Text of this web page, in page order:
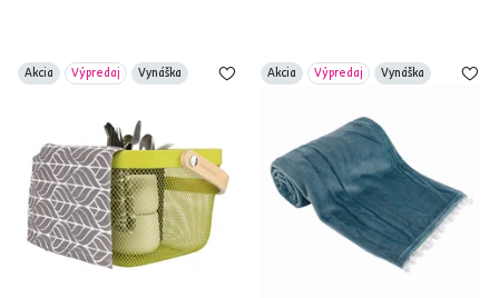
Akcia Výpredaj Vynáška Akcia Výpredaj Vynáška